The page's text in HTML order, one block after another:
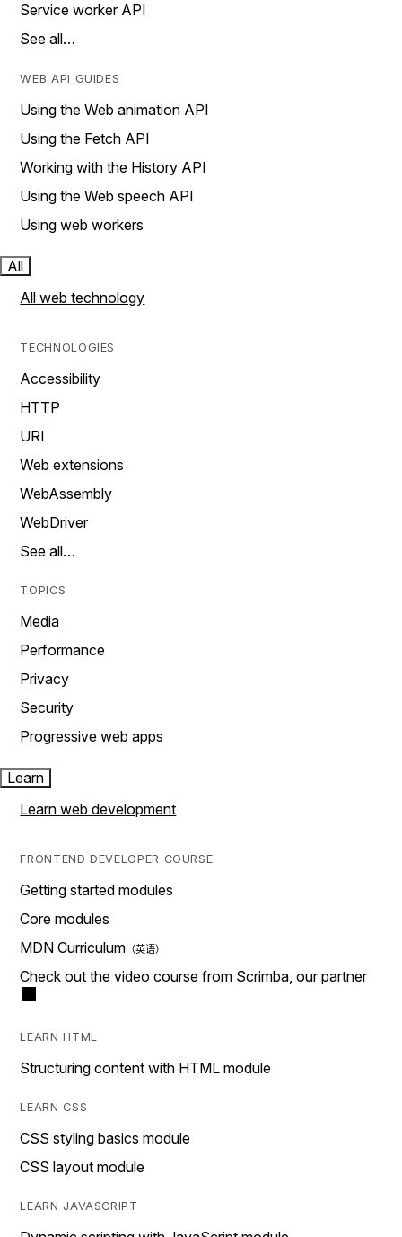
Service worker API
See all…
WEB API GUIDES
Using the Web animation API
Using the Fetch API
Working with the History API
Using the Web speech API
Using web workers
All
All web technology
TECHNOLOGIES
Accessibility
HTTP
URI
Web extensions
WebAssembly
WebDriver
See all…
TOPICS
Media
Performance
Privacy
Security
Progressive web apps
Learn
Learn web development
FRONTEND DEVELOPER COURSE
Getting started modules
Core modules
MDN Curriculum
Check out the video course from Scrimba, our partner
LEARN HTML
Structuring content with HTML module
LEARN CSS
CSS styling basics module
CSS layout module
LEARN JAVASCRIPT